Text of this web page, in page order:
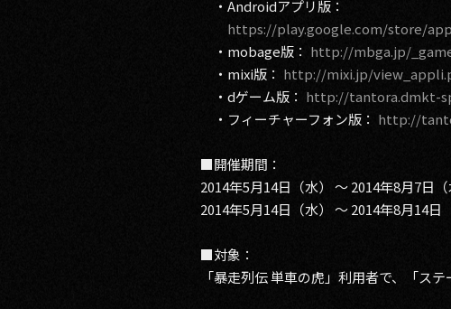
・Androidアプリ版：
https://play.google.com/store/
・mobage版： http://mbga.jp/
・mixi版： http://mixi.jp/
・dゲーム版： http://tantora.dmkt-
・フィーチャーフォン版： http://
■開催期間：
2014年5月14日（水） ～ 2014年8月7日
2014年5月14日（水） ～ 2014年8月14
■対象：
「暴走列伝 単車の虎」利用者で、「ス